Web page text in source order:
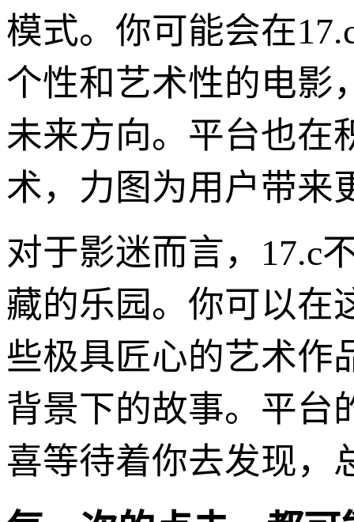
模式。你可能会在
个性和艺术性的电影
未来方向。平台也在
术，力图为用户带来
对于影迷而言，17.c
藏的乐园。你可以在
些极具匠心的艺术作
背景下的故事。平台
喜等待着你去发现，